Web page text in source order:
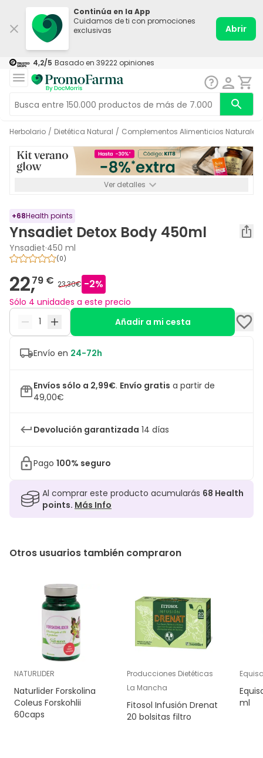
Continúa en la App
Cuidamos de ti con promociones
exclusivas
Abrir
4,2/5 Basado en 39222 opiniones
Herbolario / Dietética Natural / Complementos Alimenticios Naturales
Ver detalles
+68Health points
Ynsadiet Detox Body 450ml
Ynsadiet·450 ml
(0)
22,79 € 23,30€ -2%
Sólo 4 unidades a este precio
Añadir a mi cesta
Envío en 24-72h
Envíos sólo a 2,99€. Envío gratis a partir de
49,00€
Devolución garantizada 14 días
Pago 100% seguro
Al comprar este producto acumularás 68 Health
points. Más Info
Otros usuarios también compraron
NATURLIDER
Naturlider Forskolina
Coleus Forskohlii
60caps
Producciones Dietéticas
La Mancha
Fitosol Infusión Drenat
20 bolsitas filtro
ml